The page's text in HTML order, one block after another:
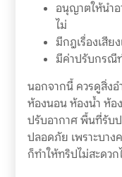
อนุญาตให้นำอ
ไม่
มีกฎเรื่องเสีย
มีค่าปรับกรณี
นอกจากนี้ ควรดูสิ่งอ
ห้องนอน ห้องน้ำ ห้อ
ปรับอากาศ พื้นที่รับป
ปลอดภัย เพราะบาง
ก็ทำให้ทริปไม่สะดวก